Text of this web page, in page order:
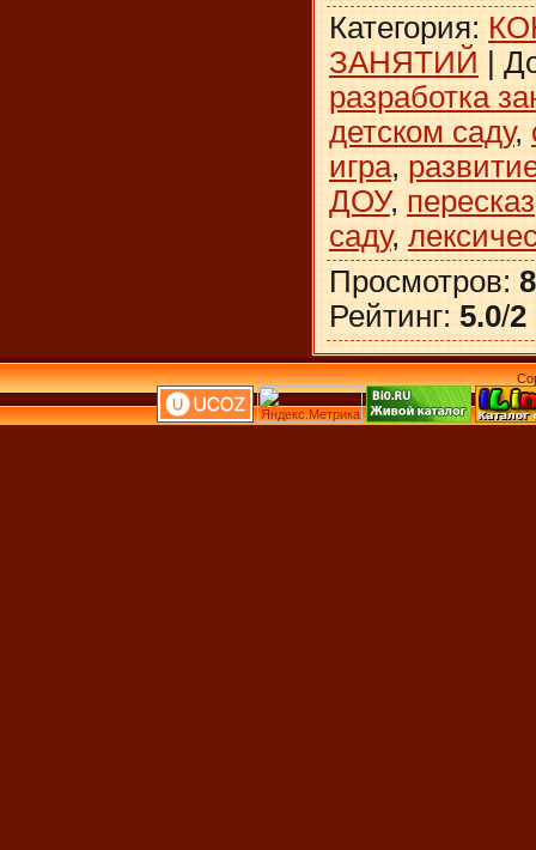
Категория:
ЗАНЯТИЙ |
разработка
детском саду,
игра,
ДОУ, пересказ
саду,
Просмотров:
Рейтинг: 5.0/2